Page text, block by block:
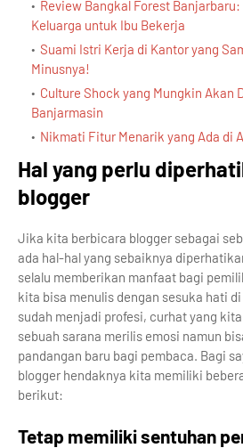
Review Bangkal Forest
Keluarga untuk Ibu Bekerja
Suami Istri Kerja di Kantor yang
Minusnya!
Culture Shock yang Mungkin Akan
Banjarmasin
Nikmati Fitur Menarik yang Ada di
Hal yang perlu
blogger
Jika kita berbicara blogger sebagai
ada hal-hal yang sebaiknya
selalu memberikan manfaat bagi
kita bisa menulis dengan sesuka hati
sudah menjadi profesi, curhat yang
sebuah sarana merilis emosi namun
pandangan baru bagi pembaca. Bagi
blogger hendaknya kita memiliki
berikut:
Tetap memiliki sentuhan